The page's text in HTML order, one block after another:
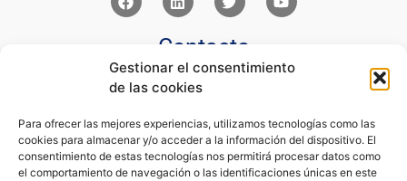
Gestionar el consentimiento
de las cookies
Para ofrecer las mejores experiencias, utilizamos tecnologías como las
cookies para almacenar y/o acceder a la información del dispositivo. El
consentimiento de estas tecnologías nos permitirá procesar datos como
el comportamiento de navegación o las identificaciones únicas en este
Contacto
Av Juan XXIII 15b Pozuelo de Alarcón – Madrid
+34 91 352 77 28
Links
Norlan Digital Marketing Para Psicólogos